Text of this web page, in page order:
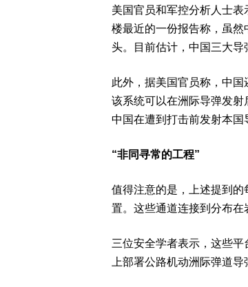
美国官员和军控分析人士
楼最近的一份报告称，虽
头。目前估计，中国三大导
此外，据美国官员称，中国
该系统可以在洲际导弹发
中国在遭到打击前发射本国
“非同寻常的工程”
值得注意的是，上述提到
置。这些通道连接到分布在
三位安全学者表示，这些
上部署公路机动洲际弹道导